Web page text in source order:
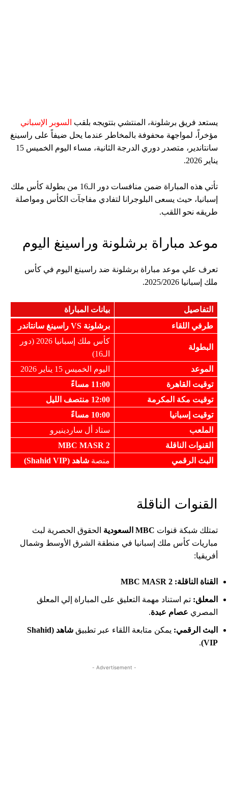
يستعد فريق برشلونة، المنتشي بتتويجه بلقب السوبر الإسباني
مؤخراً، لمواجهة محفوفة بالمخاطر عندما يحل ضيفاً على راسينغ
سانتاندير، متصدر دوري الدرجة الثانية، مساء اليوم الخميس 15
يناير 2026.
تأتي هذه المباراة ضمن منافسات دور الـ16 من بطولة كأس ملك
إسبانيا، حيث يسعى البلوجرانا لتفادي مفاجآت الكأس ومواصلة
طريقه نحو اللقب.
موعد مباراة برشلونة وراسينغ اليوم
تعرف علي موعد مباراة برشلونة ضد راسينغ اليوم في كأس
ملك إسبانيا 2025/2026.
التفاصيل
بيانات المباراة
طرفي اللقاء
برشلونة VS راسينغ سانتاندر
البطولة
كأس ملك إسبانيا 2026 (دور
الـ16)
الموعد
اليوم الخميس 15 يناير 2026
توقيت القاهرة
11:00 مساءً
توقيت مكة المكرمة
12:00 منتصف الليل
توقيت إسبانيا
10:00 مساءً
الملعب
ستاد أل ساردينيرو
القنوات الناقلة
MBC MASR 2
البث الرقمي
منصة شاهد (Shahid VIP
)
القنوات الناقلة
تمتلك شبكة قنوات MBC السعودية
الحقوق الحصرية لبث
مباريات كأس ملك إسبانيا في منطقة الشرق الأوسط وشمال
أفريقيا:
القناة الناقلة: MBC MASR 2
المعلق: تم استناد مهمة التعليق على المباراة إلي المعلق
المصري عصام عبدة.
البث الرقمي: يمكن متابعة اللقاء عبر تطبيق شاهد
(Shahid
VIP)
.
- Advertisement -